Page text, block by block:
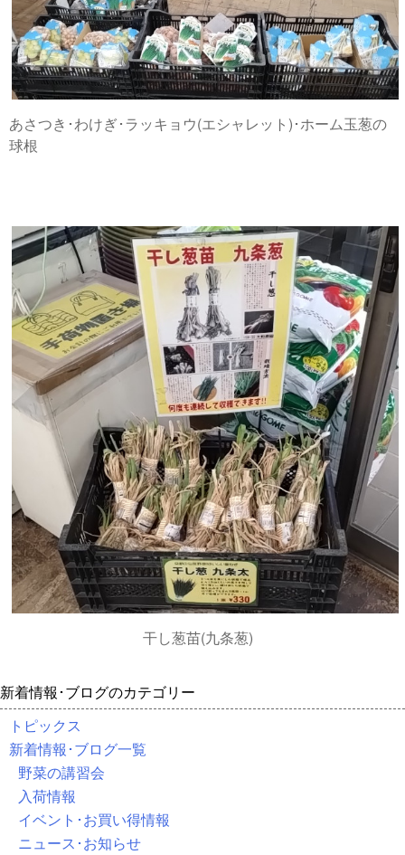
あさつき･わけぎ･ラッキョウ(エシャレット)･ホーム玉葱の
球根
干し葱苗(九条葱)
新着情報･ブログのカテゴリー
トピックス
新着情報･ブログ一覧
野菜の講習会
入荷情報
イベント･お買い得情報
ニュース･お知らせ